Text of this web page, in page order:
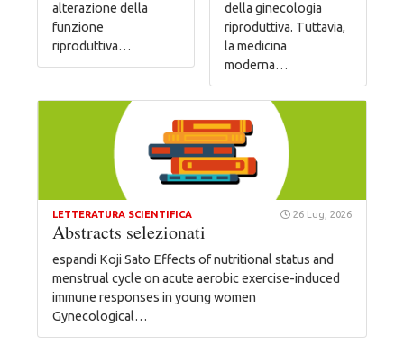
alterazione della
funzione
riproduttiva…
della ginecologia
riproduttiva. Tuttavia,
la medicina
moderna…
LETTERATURA SCIENTIFICA 26 Lug, 2026
Abstracts selezionati
espandi Koji Sato Effects of nutritional status and
menstrual cycle on acute aerobic exercise-induced
immune responses in young women
Gynecological…